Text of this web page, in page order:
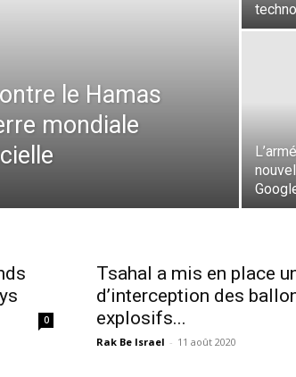
le Hamas
mondiale
0
Tsahal a mis en place
d’interception des
explosifs...
Rak Be Israel - 11 août 2020